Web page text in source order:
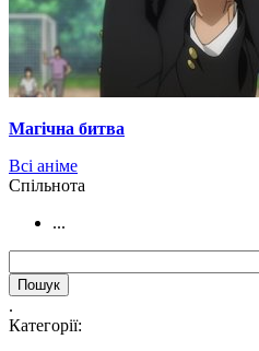
Магічна битва
Всі аніме
Cпільнота
...
.
Категорії: